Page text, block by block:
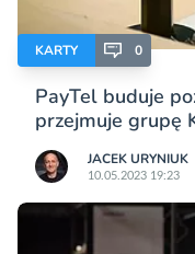
KARTY 0
PayTel buduje
przejmuje grupę
JACEK URYNIUK
10.05.2023 19:23